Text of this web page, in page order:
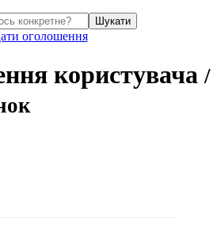
Шукати
оголошення
користувача/